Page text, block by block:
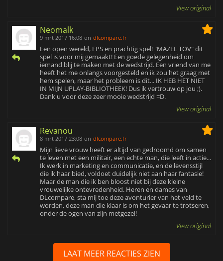
View original
Neomalk
9 mrt 2017 16:08 on dlcompare.fr
Een open wereld, FPS en prachtig spel! "MAZEL TOV" dit
spel is voor mij gemaakt! Een goede gelegenheid om
iemand blij te maken met de wedstrijd. Een vriend van me
heeft het me onlangs voorgesteld en ik zou het graag met
hem spelen, maar het probleem is dit... IK HEB HET NIET
IN MIJN UPLAY-BIBLIOTHEEK! Dus ik vertrouw op jou ;).
Dank u voor deze zeer mooie wedstrijd =D.
View original
Revanou
8 mrt 2017 23:08 on dlcompare.fr
Mijn lieve vrouw heeft er altijd van gedroomd om samen
te leven met een militair, een echte man, die leeft in actie...
Ik werk in marketing en communicatie, en de levensstijl
die ik haar bied, voldoet duidelijk niet aan haar fantasie!
Maar de man die ik ben bloost niet bij deze kleine
vrouwelijke ontevredenheid. Heren en dames van
DLcompare, sta mij toe deze avonturier van het veld te
worden, deze man die klaar is om het gevaar te trotseren,
onder de ogen van zijn metgezel!
View original
LAAT MEER REACTIES ZIEN